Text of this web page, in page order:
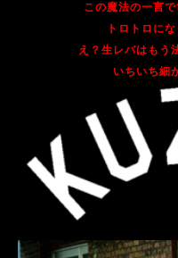
この魔法の一言
トロトロに
え？生レバはもう
いちいち細